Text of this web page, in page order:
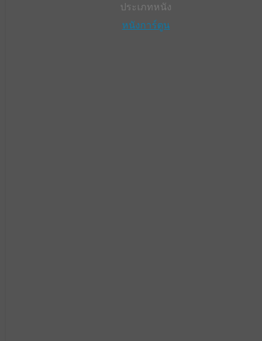
ประเภทหนัง
หนังการ์ตูน